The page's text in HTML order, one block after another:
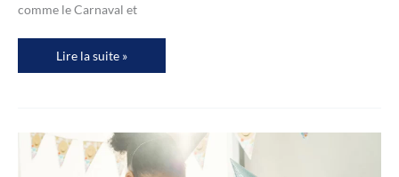
comme le Carnaval et
Comment
une
?
Lire la suite »